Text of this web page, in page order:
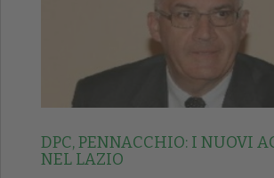
DPC, PENNACCHIO: I NUOVI
NEL LAZIO